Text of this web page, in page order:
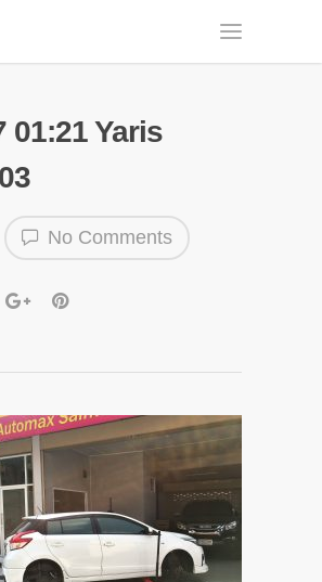
01:21 Yaris
No Comments